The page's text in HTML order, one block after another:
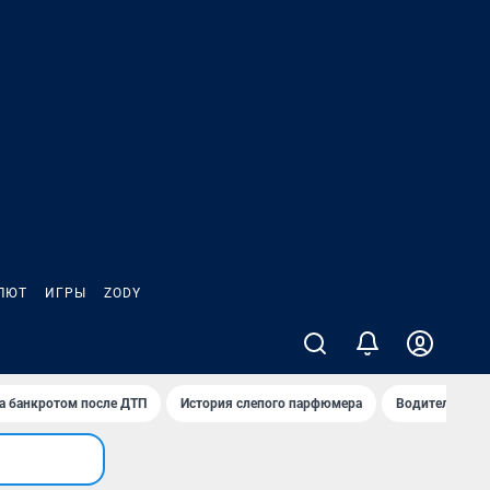
ИГРЫ ZODY
банкротом после ДТП История слепого парфюмера Водители